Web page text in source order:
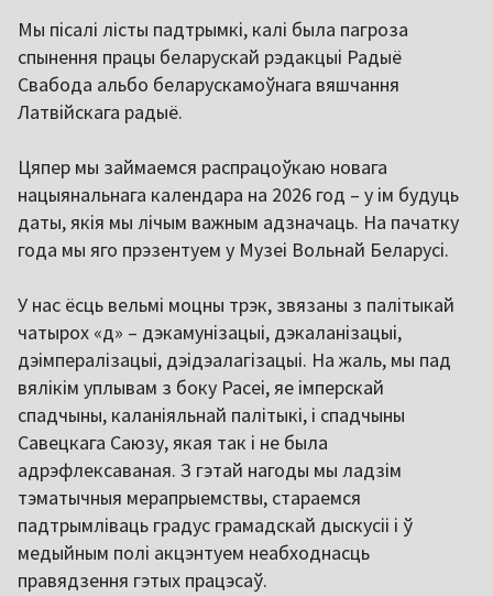
Мы пісалі лісты падтрымкі, калі была пагроза
спынення працы беларускай рэдакцыі Радыё
Свабода альбо беларускамоўнага вяшчання
Латвійскага радыё.
Цяпер мы займаемся распрацоўкаю новага
нацыянальнага календара на 2026 год – у ім будуць
даты, якія мы лічым важным адзначаць. На пачатку
года мы яго прэзентуем у Музеі Вольнай Беларусі.
У нас ёсць вельмі моцны трэк, звязаны з палітыкай
чатырох «д» – дэкамунізацыі, дэкаланізацыі,
дэімпералізацыі, дэідэалагізацыі. На жаль, мы пад
вялікім уплывам з боку Расеі, яе імперскай
спадчыны, каланіяльнай палітыкі, і спадчыны
Савецкага Саюзу, якая так і не была
адрэфлексаваная. З гэтай нагоды мы ладзім
тэматычныя мерапрыемствы, стараемся
падтрымліваць градус грамадскай дыскусіі і ў
медыйным полі акцэнтуем неабходнасць
правядзення гэтых працэсаў.